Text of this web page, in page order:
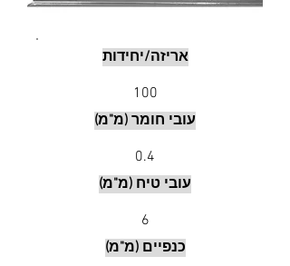
אריזה/יחידות
100
עובי חומר (מ"מ)
0.4
עובי טיח (מ"מ)
6
כנפיים (מ"מ)